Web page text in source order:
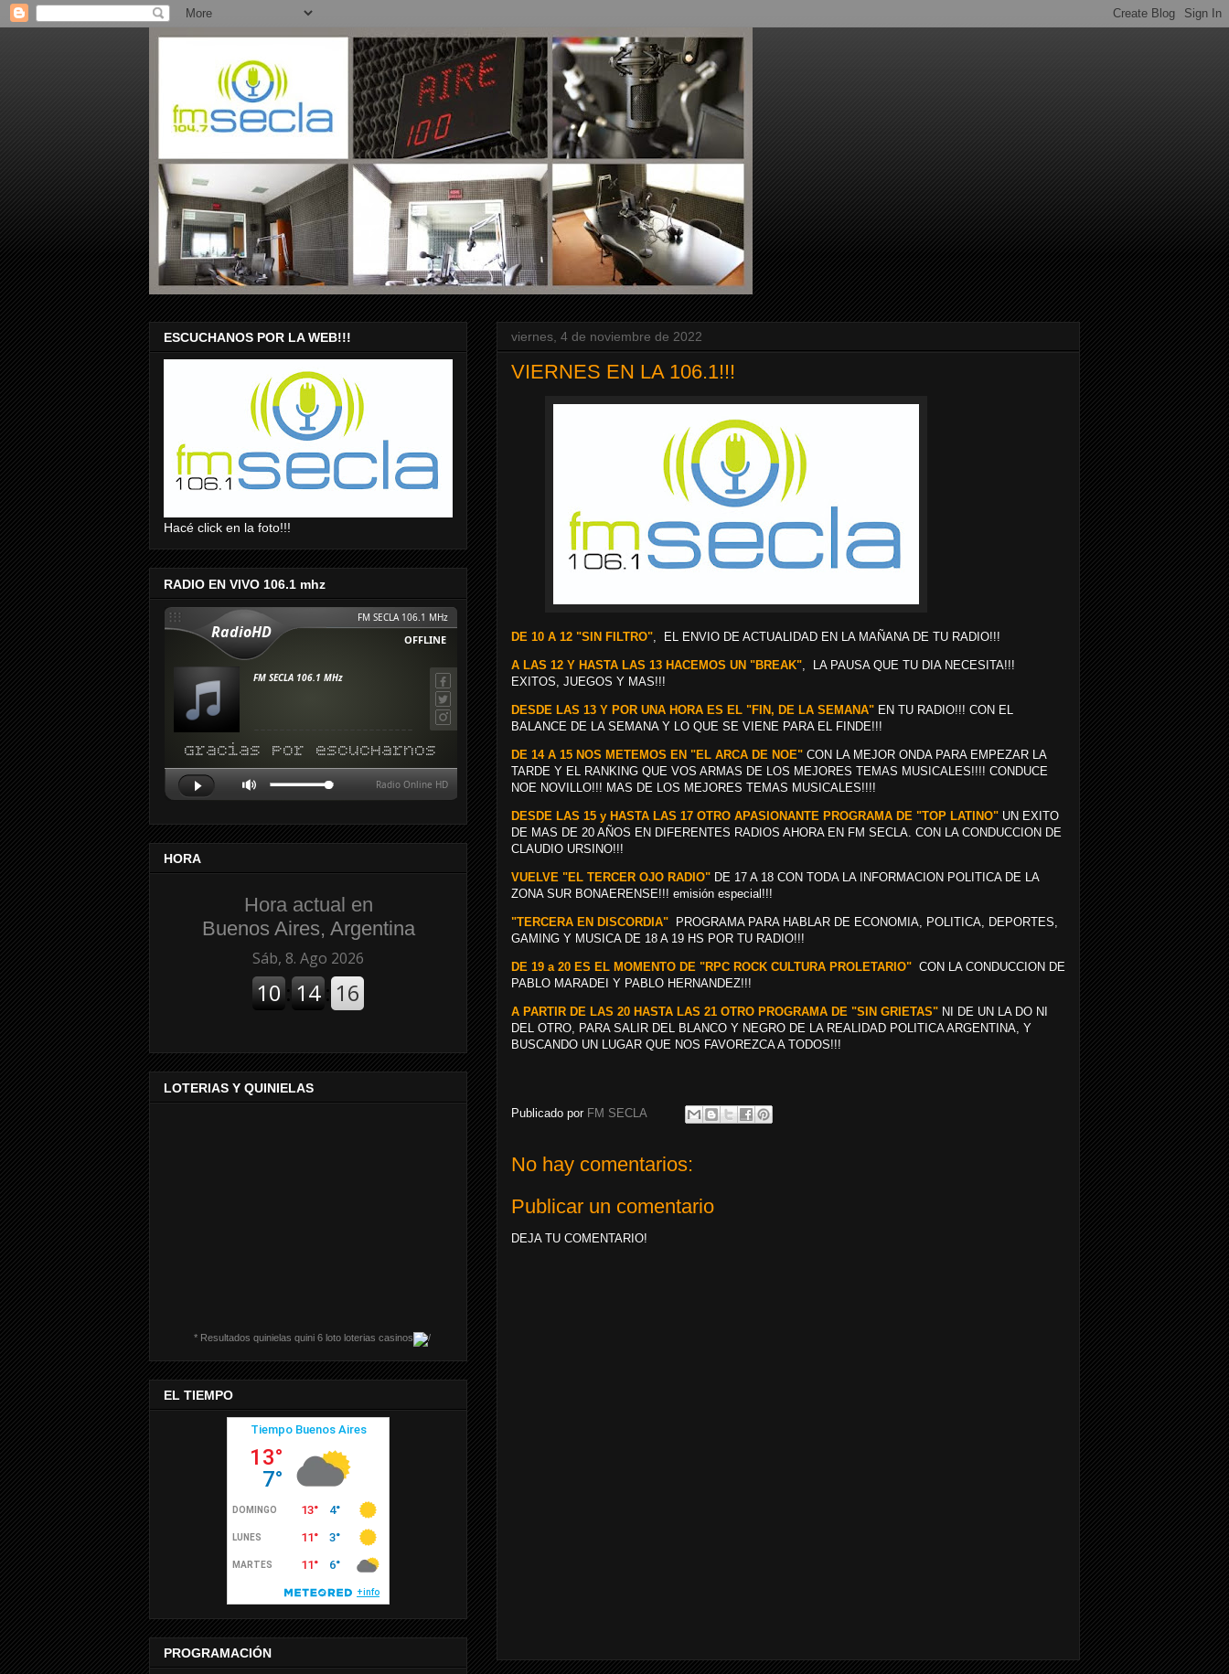
viernes, 4 de noviembre de 2022
VIERNES EN LA 106.1!!!
DE 10 A 12 "SIN FILTRO", EL ENVIO DE ACTUALIDAD EN LA MAÑANA DE TU RADIO!!!
A LAS 12 Y HASTA LAS 13 HACEMOS UN "BREAK", LA PAUSA QUE TU DIA NECESITA!!!
EXITOS, JUEGOS Y MAS!!!
DESDE LAS 13 Y POR UNA HORA ES EL "FIN, DE LA SEMANA" EN TU RADIO!!! CON EL
BALANCE DE LA SEMANA Y LO QUE SE VIENE PARA EL FINDE!!!
DE 14 A 15 NOS METEMOS EN "EL ARCA DE NOE" CON LA MEJOR ONDA PARA EMPEZAR LA
TARDE Y EL RANKING QUE VOS ARMAS DE LOS MEJORES TEMAS MUSICALES!!!! CONDUCE
NOE NOVILLO!!! MAS DE LOS MEJORES TEMAS MUSICALES!!!!
DESDE LAS 15 y HASTA LAS 17 OTRO APASIONANTE PROGRAMA DE "TOP LATINO" UN EXITO
DE MAS DE 20 AÑOS EN DIFERENTES RADIOS AHORA EN FM SECLA. CON LA CONDUCCION DE
CLAUDIO URSINO!!!
VUELVE "EL TERCER OJO RADIO" DE 17 A 18 CON TODA LA INFORMACION POLITICA DE LA
ZONA SUR BONAERENSE!!! emisión especial!!!
"TERCERA EN DISCORDIA"
PROGRAMA PARA HABLAR DE ECONOMIA, POLITICA, DEPORTES,
GAMING Y MUSICA DE 18 A 19 HS POR TU RADIO!!!
DE 19 a 20 ES EL MOMENTO DE "RPC ROCK CULTURA PROLETARIO" CON LA CONDUCCION DE
PABLO MARADEI Y PABLO HERNANDEZ!!!
A PARTIR DE LAS 20 HASTA LAS 21 OTRO PROGRAMA DE "SIN GRIETAS" NI DE UN LA DO NI
DEL OTRO, PARA SALIR DEL BLANCO Y NEGRO DE LA REALIDAD POLITICA ARGENTINA, Y
BUSCANDO UN LUGAR QUE NOS FAVOREZCA A TODOS!!!
Publicado por FM SECLA
No hay comentarios:
Publicar un comentario
DEJA TU COMENTARIO!
ESCUCHANOS POR LA WEB!!!
Hacé click en la foto!!!
RADIO EN VIVO 106.1 mhz
HORA
Hora actual en
Buenos Aires, Argentina
LOTERIAS Y QUINIELAS
* Resultados quinielas quini 6 loto loterias casinos
EL TIEMPO
PROGRAMACIÓN